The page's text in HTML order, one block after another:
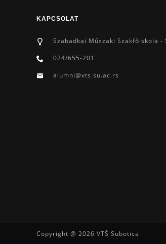
KAPCSOLAT
Szabadkai Műszaki Szakfőiskola
024/655-201
alumni@vts.su.ac.rs
Copyright @ 2026 VTŠ Subotica